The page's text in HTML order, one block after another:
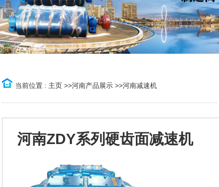
当前位置 : 主页 >>河南产品展示 >>河南减速机
河南ZDY系列硬齿面减速机